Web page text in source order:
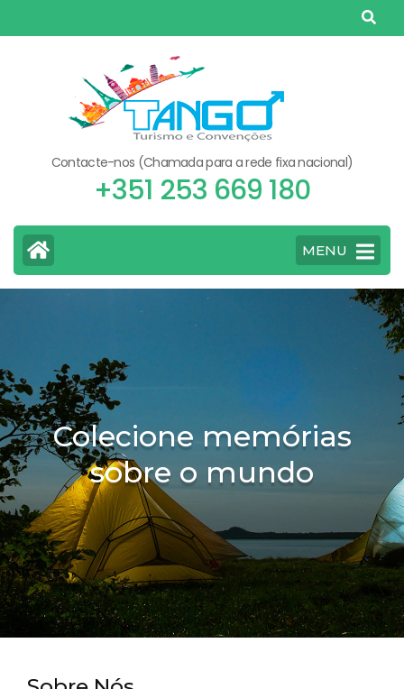
to
Contacte-nos (Chamada para a rede fixa nacional)
+351 253 669 180
MENU
Colecione memórias
sobre o mundo